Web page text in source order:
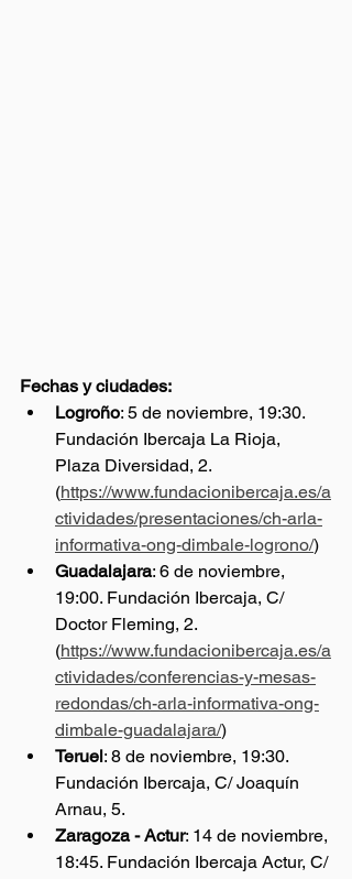
Fechas y ciudades:
Logroño: 5 de noviembre, 19:30.
Fundación Ibercaja La Rioja,
Plaza Diversidad, 2.
(https://www.fundacionibercaja.es/a
ctividades/presentaciones/ch-arla-
informativa-ong-dimbale-logrono/)
Guadalajara: 6 de noviembre,
19:00. Fundación Ibercaja, C/
Doctor Fleming, 2.
(https://www.fundacionibercaja.es/a
ctividades/conferencias-y-mesas-
redondas/ch-arla-informativa-ong-
dimbale-guadalajara/)
Teruel: 8 de noviembre, 19:30.
Fundación Ibercaja, C/ Joaquín
Arnau, 5.
Zaragoza - Actur: 14 de noviembre,
18:45. Fundación Ibercaja Actur, C/